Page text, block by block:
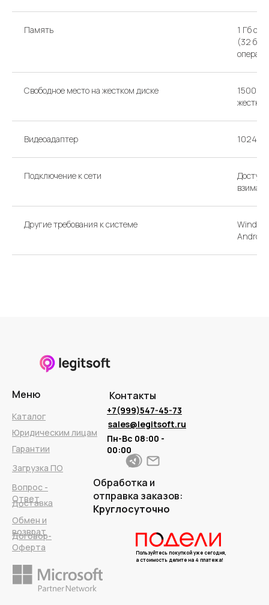
Память
1 Гб
(32
Свободное место на жестком диске
1500
Видеоадаптер 1024 x
Подключение к сети
Доступ
Другие требования к системе
Контакты
sales@legitsoft.ru
Пн-Вс 08:00 -
00:00
Обработка и
отправка заказов:
Круглосуточно
Пользуйтесь покупкой уже сегодня,
а стоимость делите на 4 платежа!
+7(999)547-45-73
Меню
Каталог
Юридическим лицам
Гарантии
Загрузка ПО
Вопрос -
Ответ
Обмен и
возврат
Договор-
Оферта
Доставка